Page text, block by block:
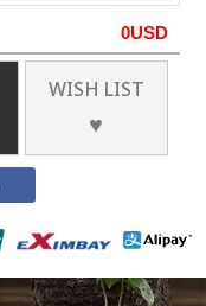
0USD
WISH LIST
♥